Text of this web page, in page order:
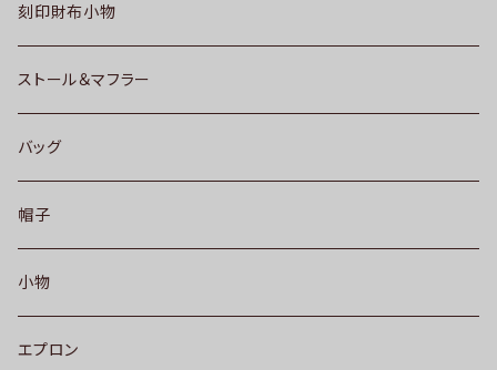
刻印財布小物
ストール＆マフラー
バッグ
帽子
小物
エプロン